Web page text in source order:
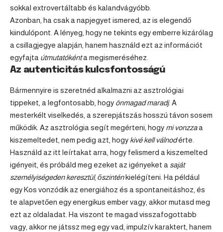
sokkal extrovertáltabb és kalandvágyóbb.
Azonban, ha csak a napjegyet ismered, az is elegendő
kiindulópont. A lényeg, hogy ne tekints egy emberre kizárólag
a csillagjegye alapján, hanem használd ezt az információt
egyfajta útmutatókénta megismeréséhez.
Az autenticitás kulcsfontosságú
Bármennyire is szeretnéd alkalmazni az asztrológiai
tippeket, a legfontosabb, hogy önmagad maradj. A
mesterkélt viselkedés, a szerepjátszás hosszú távon sosem
működik. Az asztrológia segít megérteni, hogy mi vonzzaa
kiszemeltedet, nem pedig azt, hogy kivé kell válnodérte.
Használd az itt leírtakat arra, hogy felismerd a kiszemelted
igényeit, és próbáld meg ezeket az igényeket a saját
személyiségeden keresztül, őszinténkielégíteni. Ha például
egy Kos vonzódik az energiához és a spontaneitáshoz, és
te alapvetően egy energikus ember vagy, akkor mutasd meg
ezt az oldaladat. Ha viszont te magad visszafogottabb
vagy, akkor ne játssz meg egy vad, impulzív karaktert, hanem